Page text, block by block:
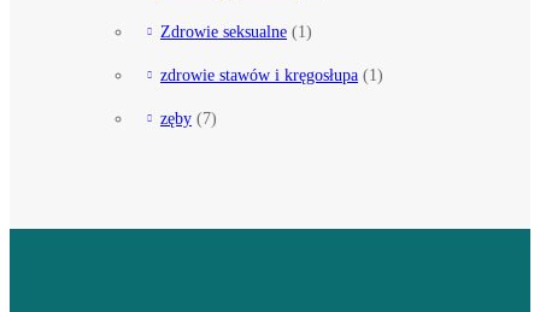
Zdrowie seksualne (1)
zdrowie stawów i kręgosłupa (1)
zęby (7)